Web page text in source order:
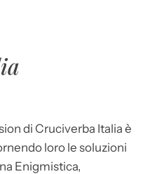
di Cruciverba Italia è
loro le soluzioni
Enigmistica,